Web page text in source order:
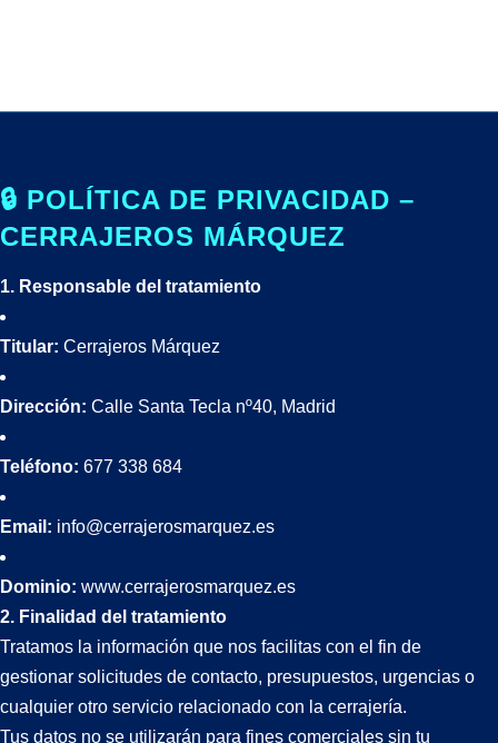
🔒 POLÍTICA DE PRIVACIDAD –
CERRAJEROS MÁRQUEZ
1. Responsable del tratamiento
Titular: Cerrajeros Márquez
Dirección: Calle Santa Tecla nº40, Madrid
Teléfono: 677 338 684
Email: info@cerrajerosmarquez.es
Dominio: www.cerrajerosmarquez.es
2. Finalidad del tratamiento
Tratamos la información que nos facilitas con el fin de
gestionar solicitudes de contacto, presupuestos, urgencias o
cualquier otro servicio relacionado con la cerrajería.
Tus datos no se utilizarán para fines comerciales sin tu